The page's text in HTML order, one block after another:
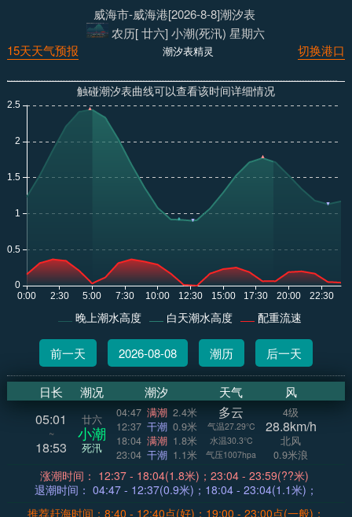
威海市-威海港[2026-8-8]潮汐表
农历[ 廿六] 小潮(死汛) 星期六
切换港口
潮汐表精灵
15天天气预报
触碰潮汐表曲线可以查看该时间详细情况
晚上潮水高度 白天潮水高度 配重流速
前一天 2026-08-08 潮历 后一天
日长 潮况 潮汐 天气 风
05:01
~
18:53
廿六
小潮
死汛
04:47 满潮 2.4米
12:37 干潮 0.9米
18:04 满潮 1.8米
23:04 干潮 1.1米
多云
气温27.29°C
水温30.3°C
气压1007hpa
4级
28.8km/h
北风
0.9米浪
涨潮时间： 12:37 - 18:04(1.8米)；23:04 - 23:59(??米)
退潮时间： 04:47 - 12:37(0.9米)；18:04 - 23:04(1.1米)；
推荐赶海时间：8:40 - 12:40点(好)；19:00 - 23:00点(一般)；